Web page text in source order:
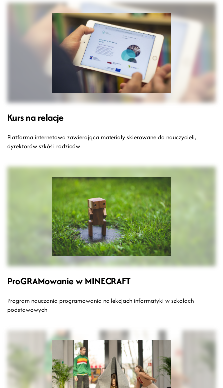
Kurs na relacje
Platforma internetowa zawierająca materiały skierowane do nauczycieli,
dyrektorów szkół i rodziców
ProGRAMowanie w MINECRAFT
Program nauczania programowania na lekcjach informatyki w szkołach
podstawowych